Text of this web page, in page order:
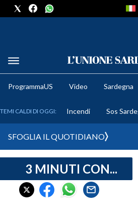
METEO
CRONACA SARDEGNA
CAGLIARI
ProgrammaUS Video Sardegna
TEMI CALDI DI OGGI: Incendi Sos
SFOGLIA IL QUOTIDIANO
3 MINUTI CON...